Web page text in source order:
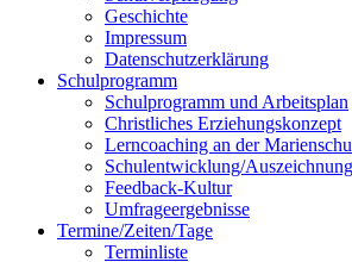
Geschichte
Impressum
Datenschutzerklärung
Schulprogramm
Schulprogramm und Arbeitsplan
Christliches Erziehungskonzept
Lerncoaching an der
Schulentwicklung/
Feedback-Kultur
Umfrageergebnisse
Termine/Zeiten/Tage
Terminliste